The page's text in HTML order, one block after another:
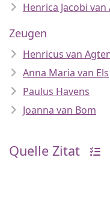
Henrica Jacobi van
Zeugen
Henricus van
Anna Maria van Els
Paulus Havens
Joanna van Bom
Quelle Zitat